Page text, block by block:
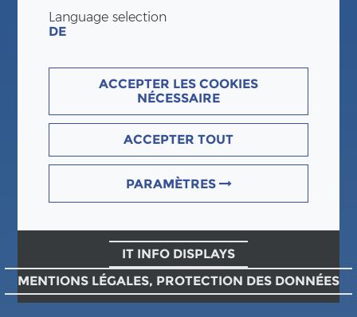
Language selection
DE
ACCEPTER LES COOKIES
NÉCESSAIRE
ACCEPTER TOUT
PARAMÈTRES
IT INFO DISPLAYS
MENTIONS LÉGALES, PROTECTION DES DONNÉES